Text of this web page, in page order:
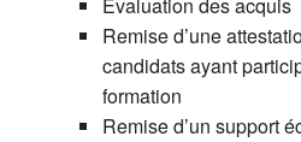
Remise d’une
candidats ayant
formation
Remise d’un support